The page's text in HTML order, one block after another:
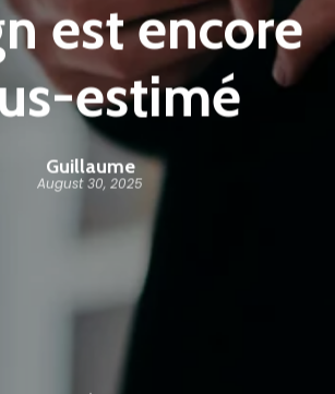
est encore
estimé
Guillaume
August 30, 2025